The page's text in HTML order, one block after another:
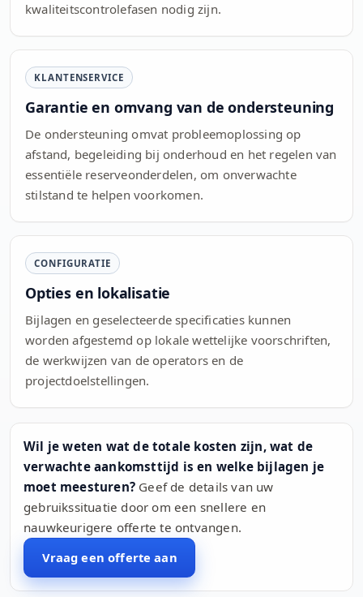
kwaliteitscontrolefasen nodig zijn.
KLANTENSERVICE
Garantie en omvang van de ondersteuning
De ondersteuning omvat probleemoplossing op
afstand, begeleiding bij onderhoud en het regelen van
essentiële reserveonderdelen, om onverwachte
stilstand te helpen voorkomen.
CONFIGURATIE
Opties en lokalisatie
Bijlagen en geselecteerde specificaties kunnen
worden afgestemd op lokale wettelijke voorschriften,
de werkwijzen van de operators en de
projectdoelstellingen.
Wil je weten wat de totale kosten zijn, wat de
verwachte aankomsttijd is en welke bijlagen je
moet meesturen? Geef de details van uw
gebruikssituatie door om een snellere en
nauwkeurigere offerte te ontvangen.
Vraag een offerte aan